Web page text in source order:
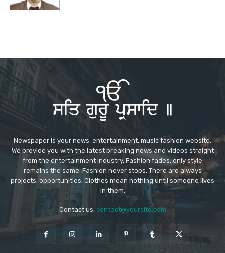
Newspaper is your news, entertainment, music fashion website.
We provide you with the latest breaking news and videos straight
from the entertainment industry. Fashion fades, only style
remains the same. Fashion never stops. There are always
projects, opportunities. Clothes mean nothing until someone lives
in them.
Contact us: contact@yoursite.com